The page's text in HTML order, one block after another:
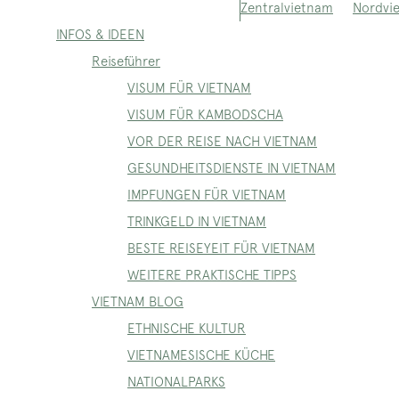
Zentralvietnam
INFOS & IDEEN
Reiseführer
VISUM FÜR VIETNAM
VISUM FÜR KAMBODSCHA
VOR DER REISE NACH VIETNAM
GESUNDHEITSDIENSTE IN VIETNAM
IMPFUNGEN FÜR VIETNAM
TRINKGELD IN VIETNAM
BESTE REISEYEIT FÜR VIETNAM
WEITERE PRAKTISCHE TIPPS
VIETNAM BLOG
ETHNISCHE KULTUR
VIETNAMESISCHE KÜCHE
NATIONALPARKS